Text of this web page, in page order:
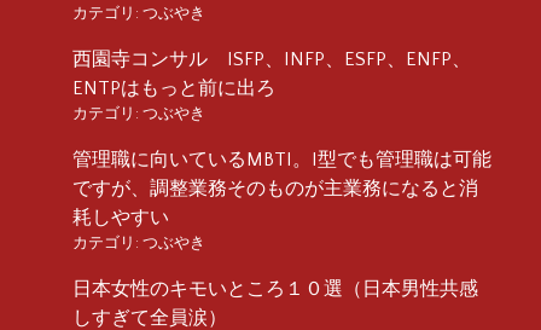
カテゴリ: つぶやき
西園寺コンサル ISFP、INFP、ESFP、ENFP、
ENTPはもっと前に出ろ
カテゴリ: つぶやき
管理職に向いているMBTI。I型でも管理職は可能
ですが、調整業務そのものが主業務になると消
耗しやすい
カテゴリ: つぶやき
日本女性のキモいところ１０選（日本男性共感
しすぎて全員涙）